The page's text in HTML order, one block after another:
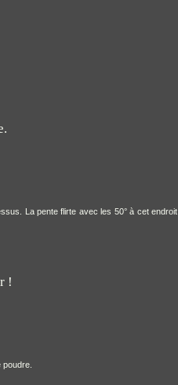
La pente flirte avec les 50° à cet endroit